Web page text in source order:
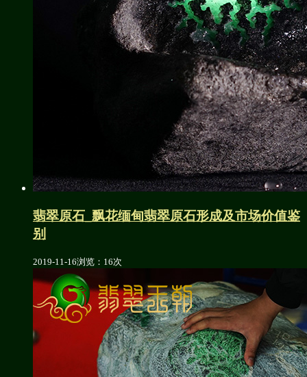
翡翠原石_飘花缅甸翡翠原石形成及市场价值鉴
别
2019-11-16浏览：16次